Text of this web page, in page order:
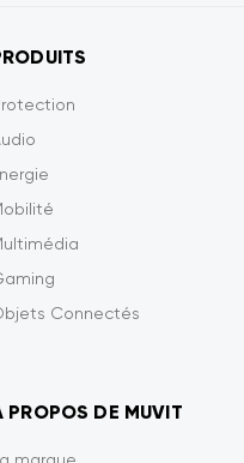
Connectés
PROPOS DE MUVIT